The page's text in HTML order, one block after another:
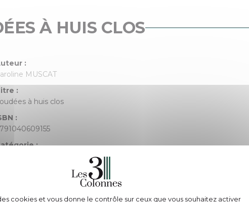
À HUIS CLOS
:
MUSCAT
:
à huis clos
:
:
de pages :
cookies et vous donne le contrôle sur ceux que vous souhaitez activer